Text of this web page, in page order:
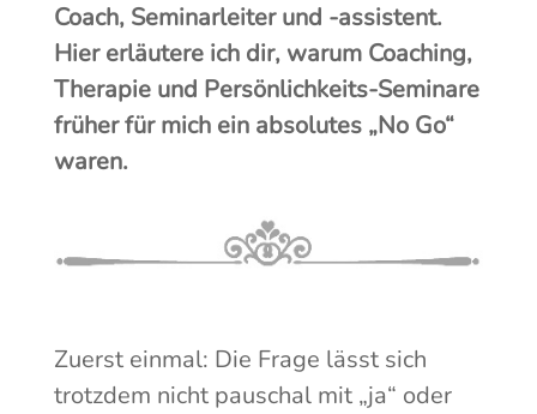
Coach, Seminarleiter und -assistent.
Hier erläutere ich dir, warum Coaching,
Therapie und Persönlichkeits-Seminare
früher für mich ein absolutes „No Go“
waren.
Zuerst einmal: Die Frage lässt sich
trotzdem nicht pauschal mit „ja“ oder